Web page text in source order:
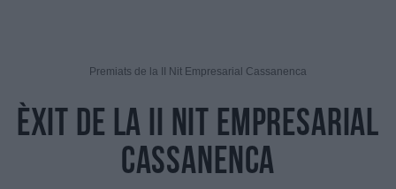
Premiats de la II Nit Empresarial Cassanenca
Èxit de la II Nit Empresarial
Cassanenca